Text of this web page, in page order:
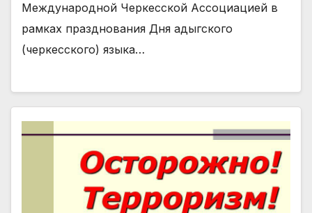
Международной Черкесской Ассоциацией в
рамках празднования Дня адыгского
(черкесского) языка…